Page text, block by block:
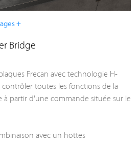
+
Bridge
Frecan avec technologie H-
toutes les fonctions de la
à partir d'une commande située sur le
avec un hottes